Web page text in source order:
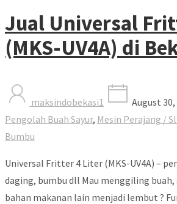
Jual Universal
(MKS-UV4A) di
maksindobekasi1 August 30,
Pengolah Buah Sayur, Mesin Perajang /
Bumbu
Universal Fritter 4 Liter (MKS-UV4A) –
daging, bumbu dll Mau menggiling buah,
bahan makanan lain menjadi lembut ?